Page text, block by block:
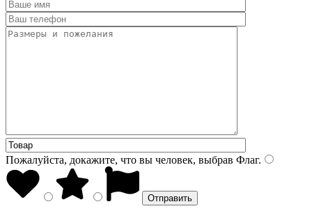
Пожалуйста, докажите, что вы человек, выбрав Флаг.